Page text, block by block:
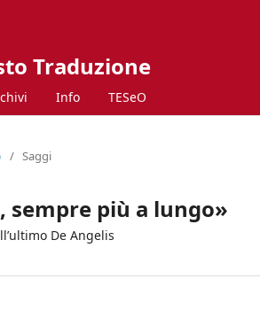
Traduzione
Info TESeO
/ Saggi
sempre più a lungo»
De Angelis